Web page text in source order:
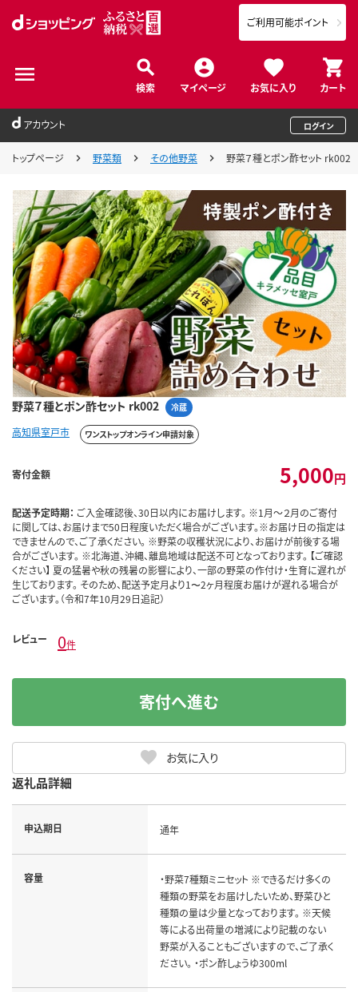
検索 マイページ お気に入り カート
ご利用可能ポイント
アカウント ログイン
トップページ 野菜類 その他野菜 野菜７種とポン酢セット rk002
野菜７種とポン酢セット rk002 冷蔵
高知県室戸市 ワンストップオンライン申請対象
寄付金額 5,000円
配送予定時期： ご入金確認後、30日以内にお届けします。 ※1月～２月のご寄付
に関しては、お届けまで50日程度いただく場合がございます。※お届け日の指定は
できませんので、ご了承ください。 ※野菜の収穫状況により、お届けが前後する場
合がございます。 ※北海道、沖縄、離島地域は配送不可となっております。 【ご確認
ください】 夏の猛暑や秋の残暑の影響により、一部の野菜の作付け・生育に遅れが
生じております。 そのため、配送予定月より1〜2ヶ月程度お届けが遅れる場合が
ございます。（令和7年10月29日追記）
レビュー 0件
お気に入り
寄付へ進む
返礼品詳細
申込期日 通年
容量
・野菜7種類ミニセット ※できるだけ多くの
種類の野菜をお届けしたいため、野菜ひと
種類の量は少量となっております。 ※天候
等による出荷量の増減により記載のない
野菜が入ることもございますので、ご了承く
ださい。 ・ポン酢しょうゆ300ml